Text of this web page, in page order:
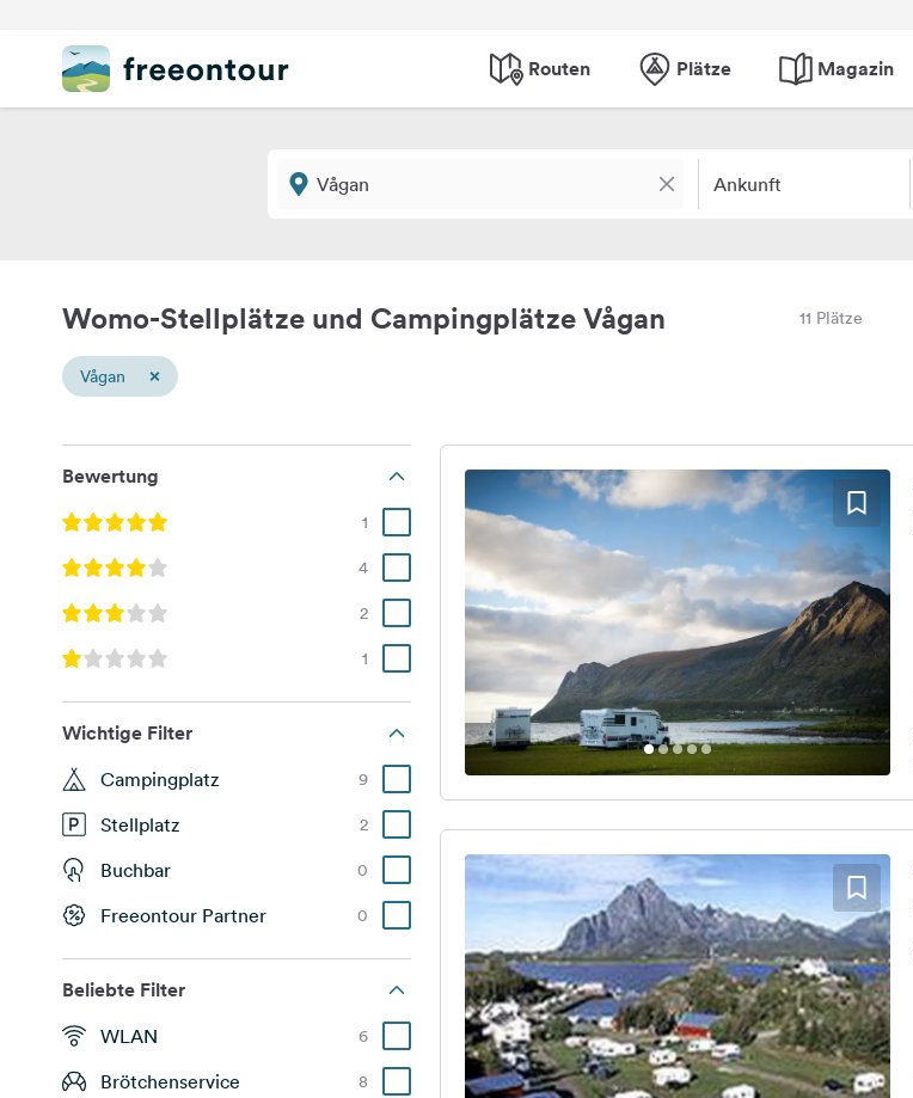
Routen Plätze Magazin
Ankunft
Womo-Stellplätze und Campingplätze Vågan 11 Plätze
Vågan ×
Bewertung
1
4
2
1
Wichtige Filter
Campingplatz 9
Stellplatz 2
Buchbar 0
Freeontour Partner 0
Beliebte Filter
WLAN 6
Brötchenservice 8